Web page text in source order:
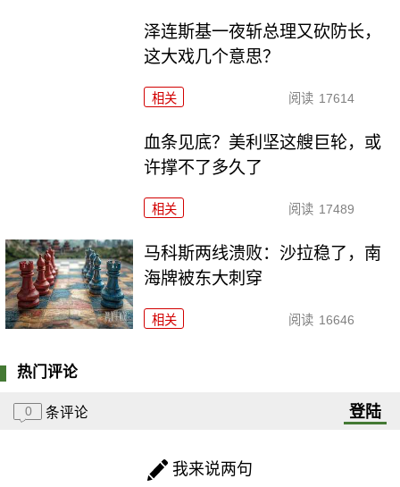
泽连斯基一夜斩总理又砍防长，
这大戏几个意思？
相关 阅读 17614
血条见底？美利坚这艘巨轮，或
许撑不了多久了
相关 阅读 17489
马科斯两线溃败：沙拉稳了，南
海牌被东大刺穿
相关 阅读 16646
热门评论
0 条评论 登陆
我来说两句